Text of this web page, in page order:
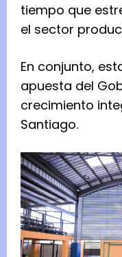
tiempo que
el sector
En conjunto,
apuesta del
crecimiento
Santiago.